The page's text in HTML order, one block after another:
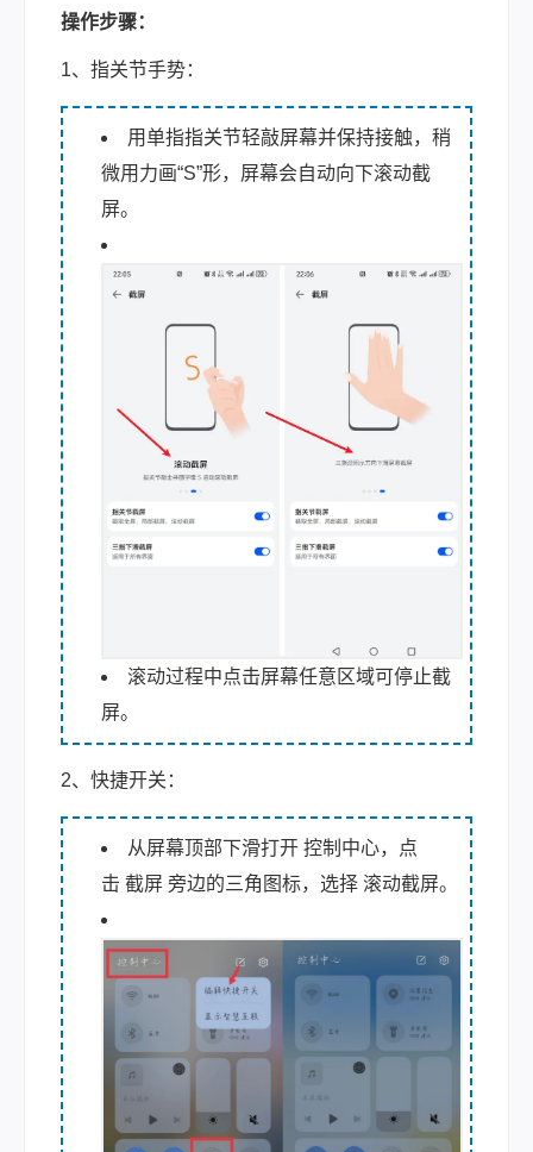
操作步骤：
1、指关节手势：
用单指指关节轻敲屏幕并保持接触，稍
微用力画“S”形，屏幕会自动向下滚动截
屏。
滚动过程中点击屏幕任意区域可停止截
屏。
2、快捷开关：
从屏幕顶部下滑打开 控制中心，点
击 截屏 旁边的三角图标，选择 滚动截屏。